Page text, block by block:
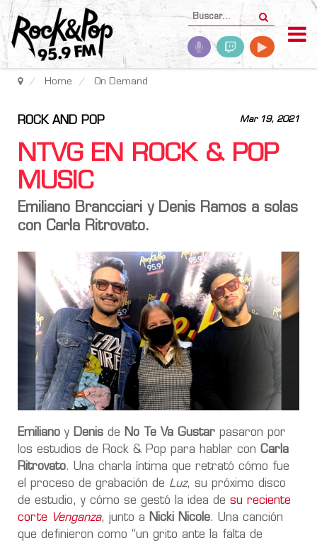
Home On Demand
Mar 19, 2021
ROCK AND POP
NTVG EN ROCK & POP
MUSIC
Emiliano Brancciari y Denis Ramos a solas
con Carla Ritrovato.
Emiliano y Denis de No Te Va Gustar pasaron por
los estudios de Rock & Pop para hablar con Carla
Ritrovato. Una charla íntima que retrató cómo fue
el proceso de grabación de Luz, su próximo disco
de estudio, y cómo se gestó la idea de su reciente
corte
Venganza, junto a Nicki Nicole. Una canción
que definieron como “un grito ante la falta de